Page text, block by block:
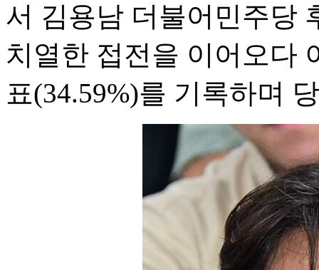
서 김용남 더불어민주당
치열한 접전을 이어오다
표(34.59%)를 기록하며